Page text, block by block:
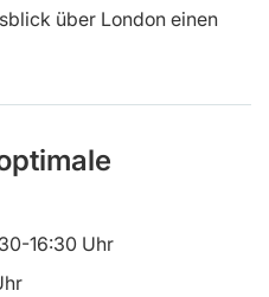
über London einen
16:30 Uhr